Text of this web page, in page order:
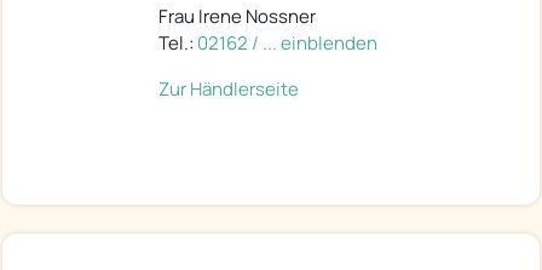
Frau Irene Nossner
Tel.: 02162 / ... einblenden
Zur Händlerseite